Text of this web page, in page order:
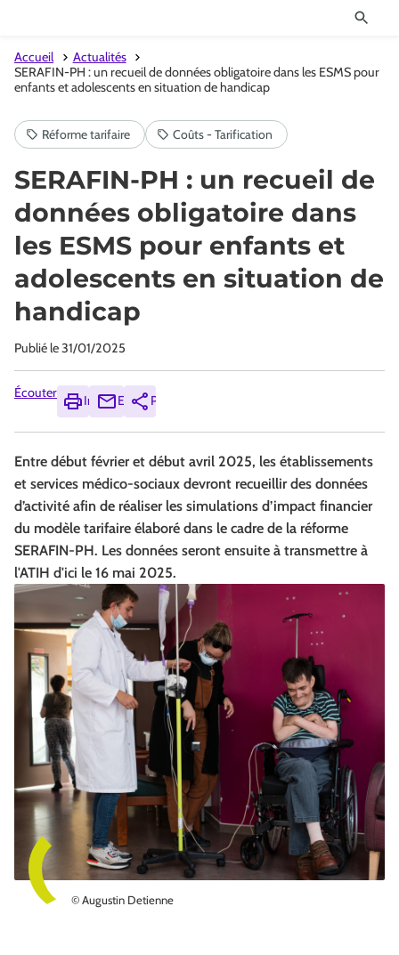
Accueil
Actualités
SERAFIN-PH : un recueil de données obligatoire dans les ESMS pour
enfants et adolescents en situation de handicap
SERAFIN-PH : un recueil de
données obligatoire dans
les ESMS pour enfants et
adolescents en situation de
handicap
Publié le31/01/2025
Écouter
ImprimerEnvoyerPartager
Entre début février et début avril 2025, les établissements
et services médico-sociaux devront recueillir des données
d’activité afin de réaliser les simulations d’impact financier
du modèle tarifaire élaboré dans le cadre de la réforme
SERAFIN-PH. Les données seront ensuite à transmettre à
l'ATIH d'ici le 16 mai 2025.
© Augustin Detienne